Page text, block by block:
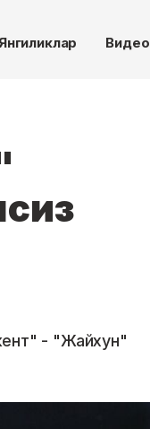
Видео
- "Жайхун"